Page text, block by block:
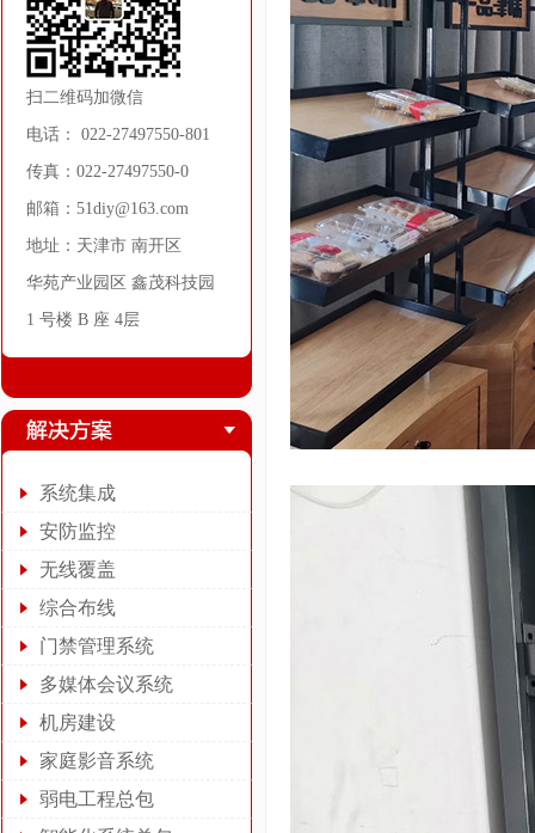
扫二维码加微信
电话： 022-27497550-801
传真：022-27497550-0
邮箱：51diy@163.com
地址：天津市 南开区
华苑产业园区 鑫茂科技园
1 号楼 B 座 4层
系统集成
安防监控
无线覆盖
综合布线
门禁管理系统
多媒体会议系统
机房建设
家庭影音系统
弱电工程总包